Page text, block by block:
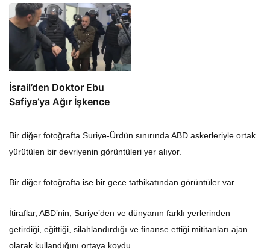
İsrail’den Doktor Ebu
Safiya’ya Ağır İşkence
Bir diğer fotoğrafta Suriye-Ürdün sınırında ABD askerleriyle ortak
yürütülen bir devriyenin görüntüleri yer alıyor.
Bir diğer fotoğrafta ise bir gece tatbikatından görüntüler var.
İtiraflar, ABD’nin, Suriye’den ve dünyanın farklı yerlerinden
getirdiği, eğittiği, silahlandırdığı ve finanse ettiği mititanları ajan
olarak kullandığını ortaya koydu.